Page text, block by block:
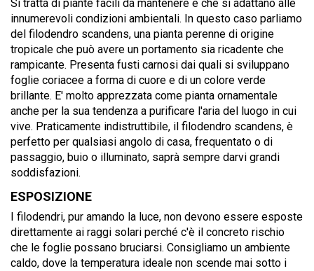
Si tratta di piante facili da mantenere e che si adattano alle
innumerevoli condizioni ambientali. In questo caso parliamo
del filodendro scandens, una pianta perenne di origine
tropicale che può avere un portamento sia ricadente che
rampicante. Presenta fusti carnosi dai quali si sviluppano
foglie coriacee a forma di cuore e di un colore verde
brillante. E' molto apprezzata come pianta ornamentale
anche per la sua tendenza a purificare l'aria del luogo in cui
vive. Praticamente indistruttibile, il filodendro scandens, è
perfetto per qualsiasi angolo di casa, frequentato o di
passaggio, buio o illuminato, saprà sempre darvi grandi
soddisfazioni.
ESPOSIZIONE
I filodendri, pur amando la luce, non devono essere esposte
direttamente ai raggi solari perché c'è il concreto rischio
che le foglie possano bruciarsi. Consigliamo un ambiente
caldo, dove la temperatura ideale non scende mai sotto i